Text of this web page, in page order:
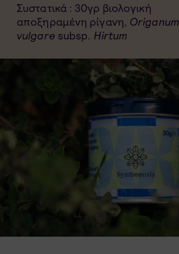
Συστατικά : 30γρ βιολογική
αποξηραμένη ρίγανη, Origanum
vulgare subsp. Hirtum